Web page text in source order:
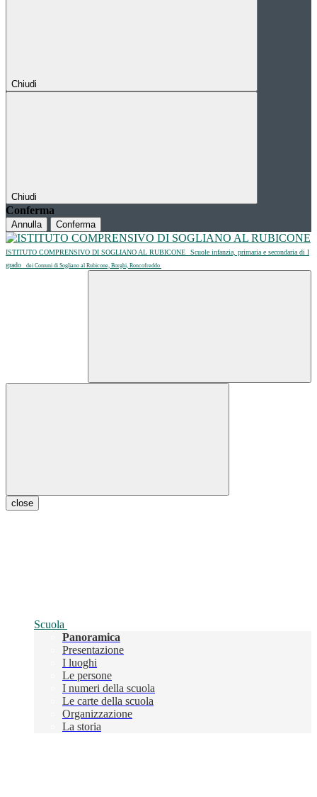
Chiudi
Chiudi
Conferma
Annulla Conferma
ISTITUTO COMPRENSIVO DI SOGLIANO AL RUBICONE
Scuole infanzia, primaria e secondaria di I
grado
dei Comuni di Sogliano al Rubicone, Borghi, Roncofreddo
close
Scuola
Panoramica
Presentazione
I luoghi
Le persone
I numeri della scuola
Le carte della scuola
Organizzazione
La storia